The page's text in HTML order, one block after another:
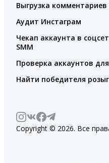
Выгрузка
Аудит Инстаграм
Чекап аккаунта в
SMM
Проверка аккаунтов
Найти победителя
Copyright © 2026. Все